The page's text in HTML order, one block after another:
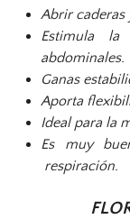
Abrir caderas
Estimula
abdominales.
Ganas
Aporta
Ideal para la
Es muy
respiración.